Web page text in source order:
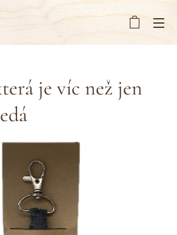
je víc než jen